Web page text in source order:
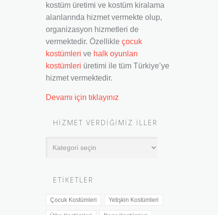
kostüm üretimi ve kostüm kiralama
alanlarında hizmet vermekte olup,
organizasyon hizmetleri de
vermektedir. Özellikle çocuk
kostümleri ve halk oyunları
kostümleri üretimi ile tüm Türkiye’ye
hizmet vermektedir.
Devamı için tıklayınız
HIZMET VERDIĞIMIZ İLLER
Verdiğimiz
ETIKETLER
Çocuk Kostümleri Yetişkin Kostümleri